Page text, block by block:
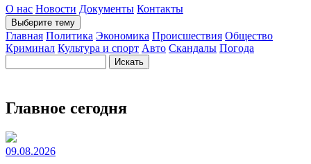
О нас Новости Документы Контакты
Выберите тему
Главная Политика Экономика Происшествия Общество
Криминал Культура и спорт Авто Скандалы Погода
Главное сегодня
09.08.2026